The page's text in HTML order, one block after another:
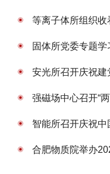
等离子体所组织
固体所党委专题
安光所召开庆祝
强磁场中心召开“
智能所召开庆祝中
合肥物质院举办